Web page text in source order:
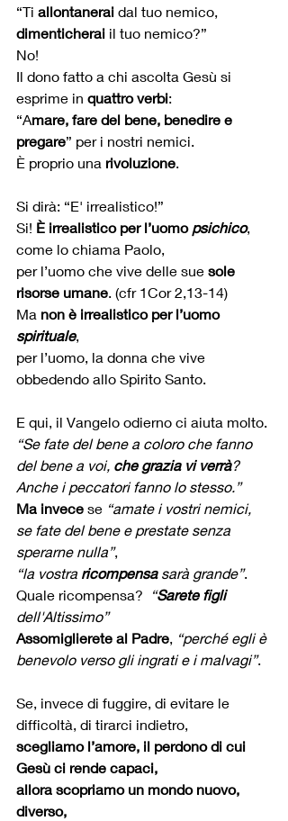
“Ti allontanerai dal tuo nemico,
dimenticherai il tuo nemico?”
No!
Il dono fatto a chi ascolta Gesù si
esprime in quattro verbi:
“Amare, fare del bene, benedire e
pregare” per i nostri nemici.
È proprio una rivoluzione.
Si dirà: “E' irrealistico!”
Si! È irrealistico per l’uomo psichico,
come lo chiama Paolo,
per l’uomo che vive delle sue sole
risorse umane. (cfr 1Cor 2,13-14)
Ma non è irrealistico per l’uomo
spirituale,
per l’uomo, la donna che vive
obbedendo allo Spirito Santo.
E qui, il Vangelo odierno ci aiuta molto.
“Se fate del bene a coloro che fanno
del bene a voi, che grazia vi verrà?
Anche i peccatori fanno lo stesso.”
Ma invece se “amate i vostri nemici,
se fate del bene e prestate senza
sperarne nulla”,
“la vostra ricompensa sarà grande”.
Quale ricompensa?
“Sarete figli
dell'Altissimo”
Assomiglierete al Padre, “perché egli è
benevolo verso gli ingrati e i malvagi”.
Se, invece di fuggire, di evitare le
difficoltà, di tirarci indietro,
scegliamo l’amore, il perdono di cui
Gesù ci rende capaci,
allora scopriamo un mondo nuovo,
diverso,